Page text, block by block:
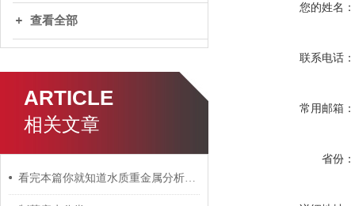
查看全部
ARTICLE
相关文章
看完本篇你就知道水质重金属分析仪的特点有哪些了
您的姓名：
联系电话：
常用邮箱：
省份：